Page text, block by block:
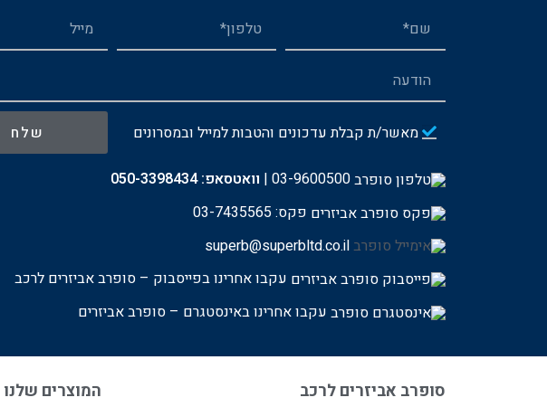
מאשר/ת קבלת עדכונים והטבות למייל ובמסרונים שלח
03-9600500
| וואטסאפ:050-3398434
פקס: 03-7435565
עקבו אחרינו בפייסבוק – סופרב אביזרים לרכב
עקבו אחרינו באינסטגרם – סופרב אביזרים
סופרב אביזרים לרכב המוצרים שלנו